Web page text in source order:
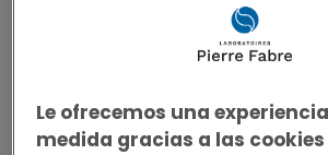
VADEMECUM
Le ofrecemos una
medida gracias a las cookies